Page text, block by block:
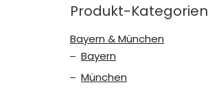
Produkt-Kategorien
Bayern & München
Bayern
München